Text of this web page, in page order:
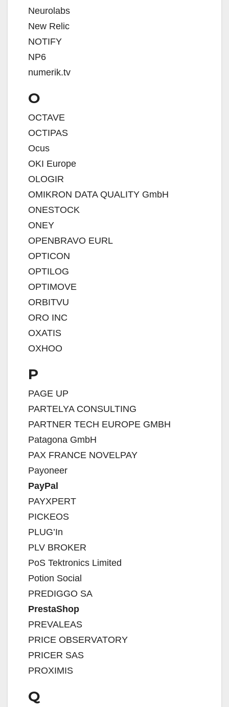
Neurolabs
New Relic
NOTIFY
NP6
numerik.tv
O
OCTAVE
OCTIPAS
Ocus
OKI Europe
OLOGIR
OMIKRON DATA QUALITY GmbH
ONESTOCK
ONEY
OPENBRAVO EURL
OPTICON
OPTILOG
OPTIMOVE
ORBITVU
ORO INC
OXATIS
OXHOO
P
PAGE UP
PARTELYA CONSULTING
PARTNER TECH EUROPE GMBH
Patagona GmbH
PAX FRANCE NOVELPAY
Payoneer
PayPal
PAYXPERT
PICKEOS
PLUG’In
PLV BROKER
PoS Tektronics Limited
Potion Social
PREDIGGO SA
PrestaShop
PREVALEAS
PRICE OBSERVATORY
PRICER SAS
PROXIMIS
Q